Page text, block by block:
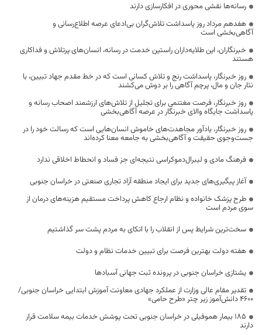
رسانه‌ها نقشی محوری در افکارسازی دارند
هفدهم مرداد روز پاسداشت تلاش‌گران بی‌ادعای عرصه اطلاع‌رسانی و
آگاهی‌بخشی است
خبرنگاران، این طلایه‌داران راستین خدمت در رسانه، انسان‌های پرتلاش و فداکاری
هستند
روز خبرنگار، پاسداشت رنج و تلاش کسانی است که در خط مقدم جهاد تبیین، با
نثار جان و مال، پرچم آگاهی را بر دوش می‌کشند
روز خبرنگار، فرصت مغتنمی برای تجلیل از تلاش‌های ارزشمند اصحاب رسانه و
پاسداشت جایگاه والای خبرنگار در عرصه آگاهی‌بخشی
روز خبرنگار، یادآور مجاهدت‌های خاموش انسان‌هایی است که رسالت خود را در
جست‌وجوی حقیقت و آگاهی‌بخشی به جامعه معنا کرده‌اند
فرهنگ مادی و لیبرال‌دموکراسی نتیجه‌ای جز فساد و انحطاط اخلاقی ندارد
آغاز پیگیری‌های جدید برای ایجاد منطقه آزاد تجاری صنعتی در خراسان جنوبی
طرح پزشک خانواده و نظام ارجاع کاهش پرداخت مستقیم هزینه‌های درمان از
سوی مردم است
سخت‌ترین شرایط پس از انقلاب را با اتکای به مردم پشت سر گذاشتیم
هفته دولت بهترین فرصت برای تبیین خدمات نظام و دولت
یشتازی خراسان جنوبی در پرونده ثبت جهانی آسبادها
تقدیر مقام عالی وزارت از عملکرد جهادی معاونت آموزش ابتدایی خراسان جنوبی/
۴۶۰۰ دانش‌آموز زیر چتر «طرح حامی»
۱۸۵ بیمار هموفیلی در خراسان جنوبی تحت پوشش خدمات بیمه سلامت قرار
دارند